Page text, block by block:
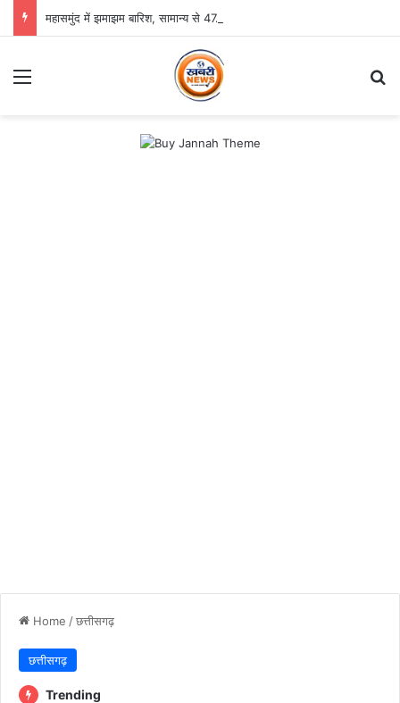
महासमुंद में झमाझम बारिश, सामान्य से 47.5% अधिक वर्षा दर्ज
Menu
Home /छत्तीसगढ़
छत्तीसगढ़
Trending